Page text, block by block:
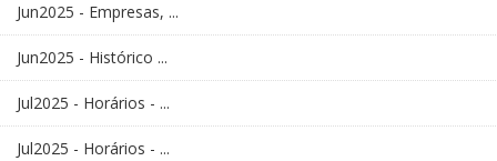
Jun2025 - Empresas, ...
Jun2025 - Histórico ...
Jul2025 - Horários - ...
Jul2025 - Horários - ...